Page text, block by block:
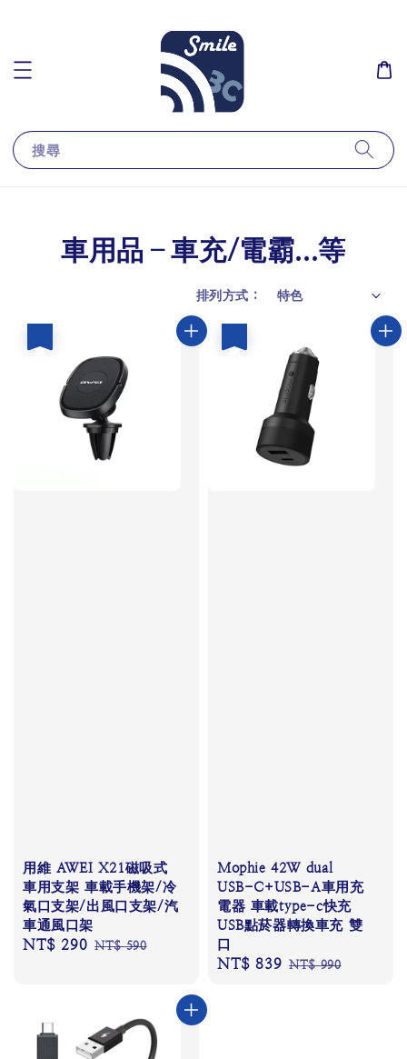
搜尋
車用品－車充/電霸...等
排列方式 :
用維 AWEI X21磁吸式
車用支架 車載手機架/冷
氣口支架/出風口支架/汽
車通風口架
Sale
NT$ 290 Regular
NT$ 590
Mophie 42W dual
USB-C+USB-A車用充
電器 車載type-c快充
USB點菸器轉換車充 雙
口
Sale
NT$ 839 Regular
NT$ 990